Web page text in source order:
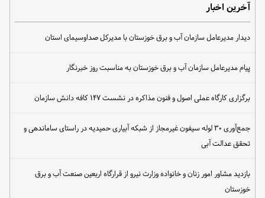
آخرین اخبار
دیدار مدیرعامل سازمان آب و برق خوزستان با مدیرکل صداوسیمای استان
پیام مدیرعامل سازمان آب و برق خوزستان به مناسبت روز خبرنگار
برگزاری کارگاه عملی اصول و فنون مذاکره در نشست ۱۴۷ کافه دانش سازمان
جمع‌آوری ۳۰ لوله سیفون غیرمجاز از شبکه آبیاری حمیدیه در راستای ساماندهی و
تحقق عدالت آبی
بازدید مشاور امور زنان و خانواده وزارت نیرو از قرارگاه اربعین صنعت آب و برق
خوزستان